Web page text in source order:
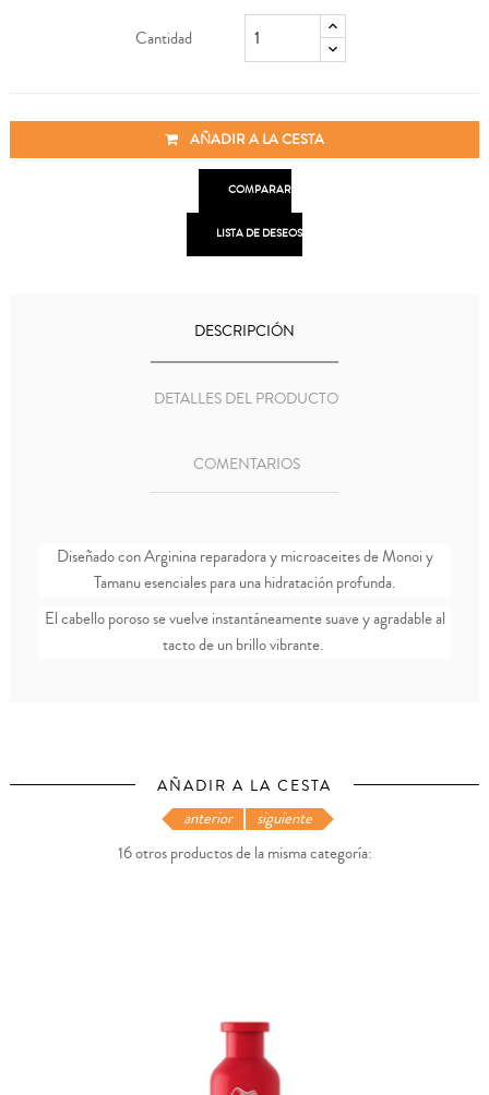
Cantidad
AÑADIR A LA CESTA
COMPARAR
LISTA DE DESEOS
DESCRIPCIÓN
DETALLES DEL PRODUCTO
COMENTARIOS
Diseñado con Arginina reparadora y microaceites de Monoi y
Tamanu esenciales para una hidratación profunda.
El cabello poroso se vuelve instantáneamente suave y agradable al
tacto de un brillo vibrante.
AÑADIR A LA CESTA
16 otros productos de la misma categoría:
anterior siguiente